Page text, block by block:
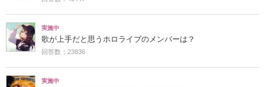
実施中
歌が上手だと思うホロライブのメンバーは？
回答数：23836
実施中